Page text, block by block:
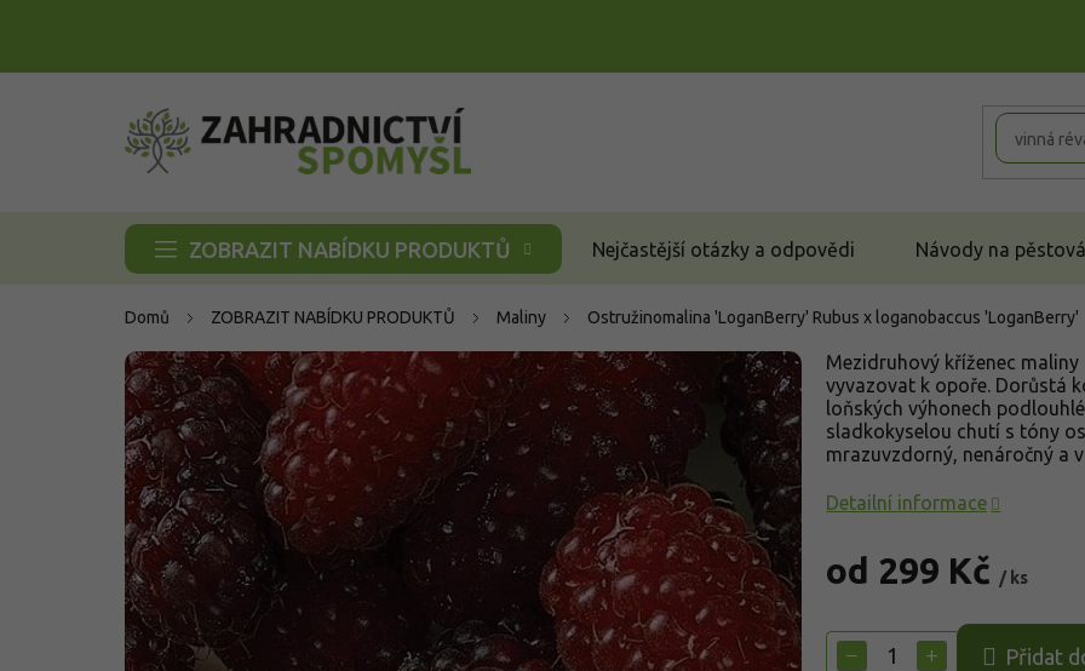
ZOBRAZIT NABÍDKU PRODUKTŮ Nejčastější otázky a odpovědi Návody na
Domů ZOBRAZIT NABÍDKU PRODUKTŮ Maliny Ostružinomalina 'LoganBerry' Rubus x loganobaccus 'LoganBerry'
od 299 Kč / ks
cena:
+
− Přidat
Mezidruhový kříženec
vyvazovat k opoře. Dorůstá
loňských výhonech
sladkokyselou chutí s tóny
mrazuvzdorný, nenáročný a
Detailní informace